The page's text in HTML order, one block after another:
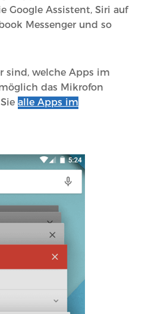
Google Assistent, Siri auf
Messenger und so
sind, welche Apps im
das Mikrofon
alle Apps im